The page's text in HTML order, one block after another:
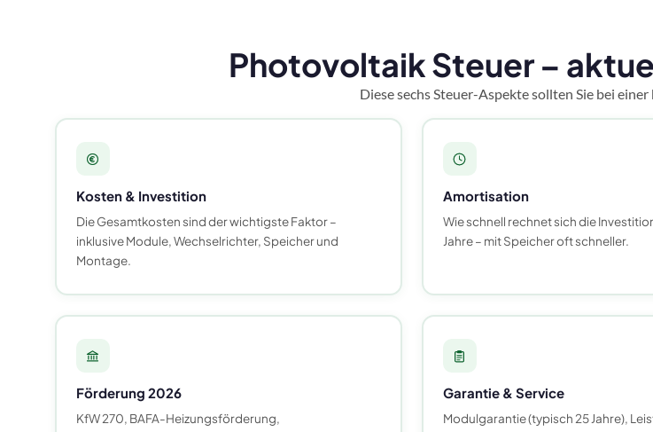
Photovoltaik Steuer –
Diese sechs Steuer-Aspekte sollten Sie bei einer
Kosten & Investition
Die Gesamtkosten sind der wichtigste Faktor –
inklusive Module, Wechselrichter, Speicher und
Montage.
Amortisation
Wie schnell rechnet sich die
Jahre – mit Speicher oft schneller.
Förderung 2026
KfW 270, BAFA-Heizungsförderung,
Garantie & Service
Modulgarantie (typisch 25 Jahre),